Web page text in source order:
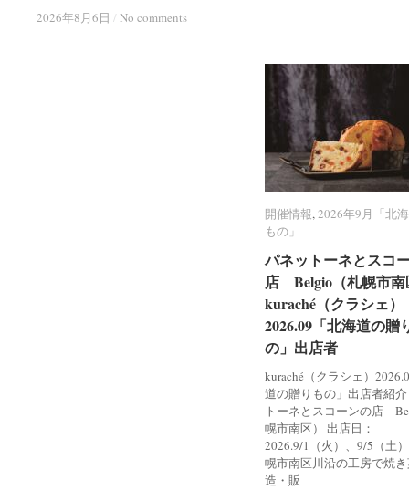
2026年8月6日 / No comments
2026年8月6日 / No comments
開催情報,2026年9月「北
もの」
パネットーネとスコ
店 Belgio（札幌市南
kuraché（クラシェ）
2026.09「北海道の贈
の」出店者
kuraché（クラシェ）
道の贈りもの」出店者紹
トーネとスコーンの店
幌市南区） 出店日：
2026.9/1（火）、9/5（土
幌市南区川沿の工房で焼
造・販
開催情報 2026年9月「北
もの」
パネットーネとスコ
店 Belgio（札幌市南
kuraché（クラシェ）
2026.09「北海道の贈
の」出店者